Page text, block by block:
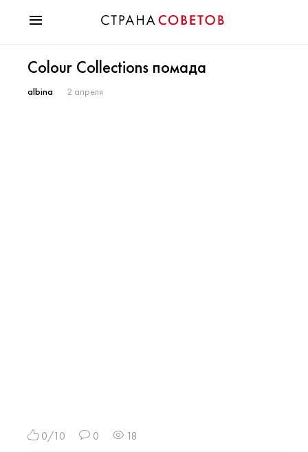
Мода
Звезды
Colour Collections помада
albina 2 апреля
0/10 0 18